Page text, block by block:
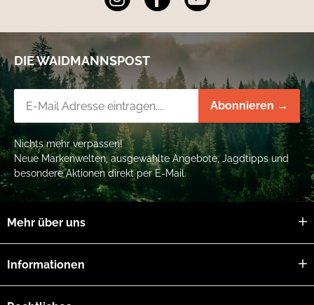
DIE WAIDMANNSPOST
Abonnieren →
Nichts mehr verpassen!
Neue Markenwelten, ausgewählte Angebote, Jagdtipps und
besondere Aktionen direkt per E-Mail.
Mehr über uns
Informationen